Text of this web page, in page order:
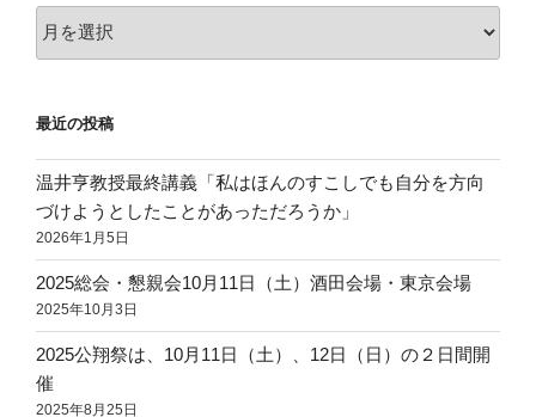
ー
ブ
最近の投稿
温井亨教授最終講義「私はほんのすこしでも自分を方向
づけようとしたことがあっただろうか」
2026年1月5日
2025総会・懇親会10月11日（土）酒田会場・東京会場
2025年10月3日
2025公翔祭は、10月11日（土）、12日（日）の２日間開
催
2025年8月25日